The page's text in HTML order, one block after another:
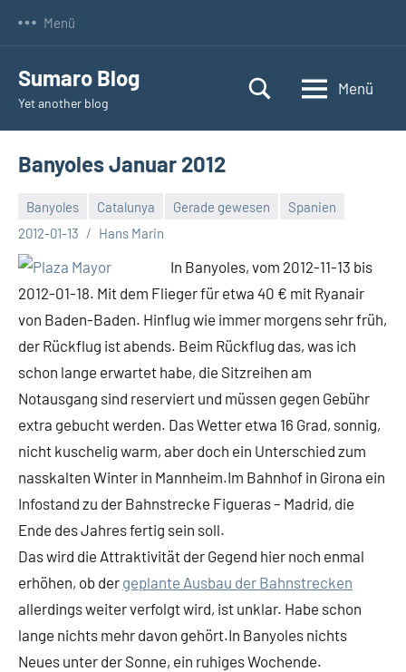
Menü
Sumaro Blog
Yet another blog
Menü
Banyoles Januar 2012
Banyoles Catalunya Gerade gewesen
Spanien
2012-01-13
Hans Marin
Keine
Kommentare
In Banyoles, vom 2012-11-13 bis
2012-01-18. Mit dem Flieger für etwa 40 € mit Ryanair
von Baden-Baden. Hinflug wie immer morgens sehr früh,
der Rückflug ist abends. Beim Rückflug das, was ich
schon lange erwartet habe, die Sitzreihen am
Notausgang sind reserviert und müssen gegen Gebühr
extra gebucht werden. Das Wetter etwa 16 Grad, sonnig,
nicht kuschelig warm, aber doch ein Unterschied zum
nasskalten Winter in Mannheim.Im Bahnhof in Girona ein
Infostand zu der Bahnstrecke Figueras – Madrid, die
Ende des Jahres fertig sein soll.
Das wird die Attraktivität der Gegend hier noch enmal
erhöhen, ob der geplante Ausbau der Bahnstrecken
allerdings weiter verfolgt wird, ist unklar. Habe schon
lange nichts mehr davon gehört.In Banyoles nichts
Neues unter der Sonne, ein ruhiges Wochende.